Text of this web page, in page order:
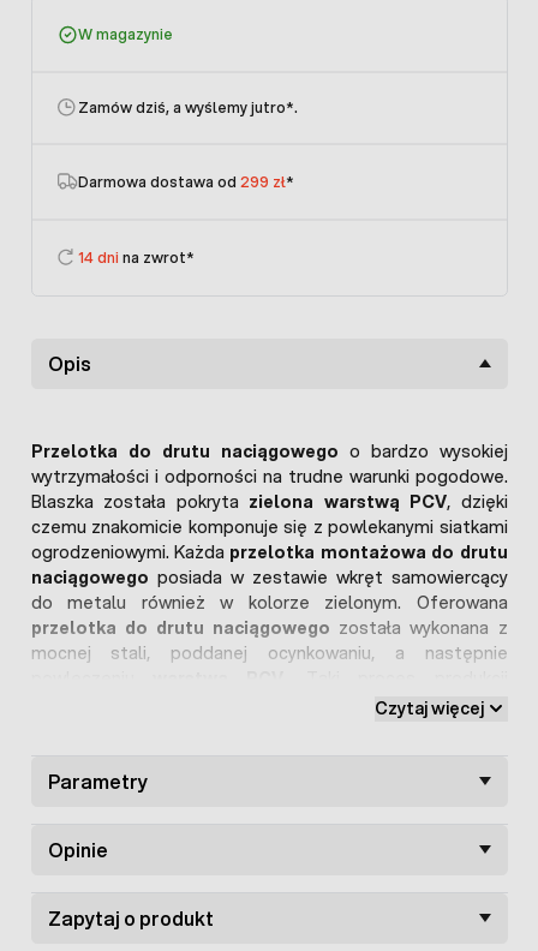
W magazynie
Zamów dziś, a wyślemy jutro*.
Darmowa dostawa od 299 zł*
14 dni na zwrot*
Opis
Przelotka do drutu naciągowego o bardzo wysokiej
wytrzymałości i odporności na trudne warunki pogodowe.
Blaszka została pokryta zielona warstwą PCV, dzięki
czemu znakomicie komponuje się z powlekanymi siatkami
ogrodzeniowymi. Każda przelotka montażowa do drutu
naciągowego posiada w zestawie wkręt samowiercący
do metalu również w kolorze zielonym. Oferowana
przelotka do drutu naciągowego została wykonana z
mocnej stali, poddanej ocynkowaniu, a następnie
skutecznie zabezpiecza produkt przed działaniem korozji.
uszkodzenia mechaniczne. Dołączony
wkręt
naciągowy PCV
siatka ogrodzeniowa powlekana
Montaż siatki ogrodzeniowej
Czytaj więcej
Parametry
Opinie
Zapytaj o produkt